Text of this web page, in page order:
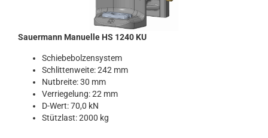
Sauer­mann Ma­nu­el­le HS 1240 KU
Schie­be­bol­zen­sys­tem
Schlit­ten­wei­te: 242 mm
Nut­brei­te: 30 mm
Ver­rie­ge­lung: 22 mm
D-​Wert: 70,0 kN
Stütz­last: 2000 kg